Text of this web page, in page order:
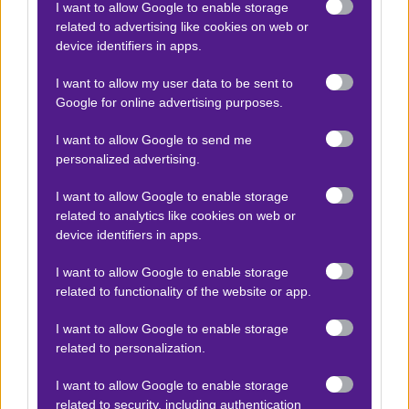
I want to allow Google to enable storage
related to advertising like cookies on web or
device identifiers in apps.
I want to allow my user data to be sent to
Google for online advertising purposes.
I want to allow Google to send me
personalized advertising.
I want to allow Google to enable storage
related to analytics like cookies on web or
device identifiers in apps.
I want to allow Google to enable storage
related to functionality of the website or app.
I want to allow Google to enable storage
related to personalization.
I want to allow Google to enable storage
related to security, including authentication
Ο Betmatrix Team προτείνει:
Βικτόρια Εμπόκο - Λεϊλά Φερνάντεζ
WTA 21.05.2026|18:30
Αποτέλεσμα: 2-0
WTA Στρασβούργο μακροχρόνιο
WTA 23.05.2026|16:00 -3.00
Νικήτρια Βικτόρια Εμπόκο
3.75